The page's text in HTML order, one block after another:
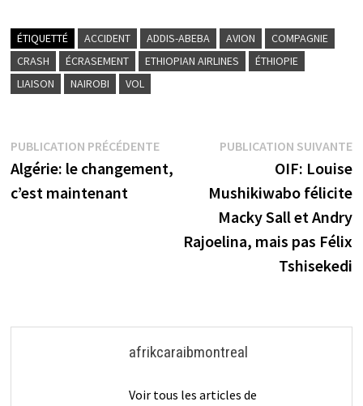
ÉTIQUETTÉ ACCIDENT ADDIS-ABEBA AVION
COMPAGNIE
CRASH
ÉCRASEMENT ETHIOPIAN AIRLINES
ÉTHIOPIE
LIAISON
NAIROBI VOL
Navigation
de
PUBLICATION PRÉCÉDENTEPublication
précédente :
Algérie: le changement,
c’est maintenant
PUBLICATION SUIVANTE
OIF: Louise
Mushikiwabo félicite
Macky Sall et Andry
Rajoelina, mais pas Félix
Tshisekedi
afrikcaraibmontreal
Voir tous les articles de